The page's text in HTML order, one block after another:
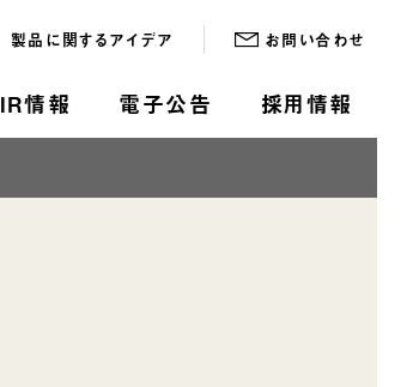
IR情報 電子公告 採用情報
製品に関するアイデア お問い合わせ